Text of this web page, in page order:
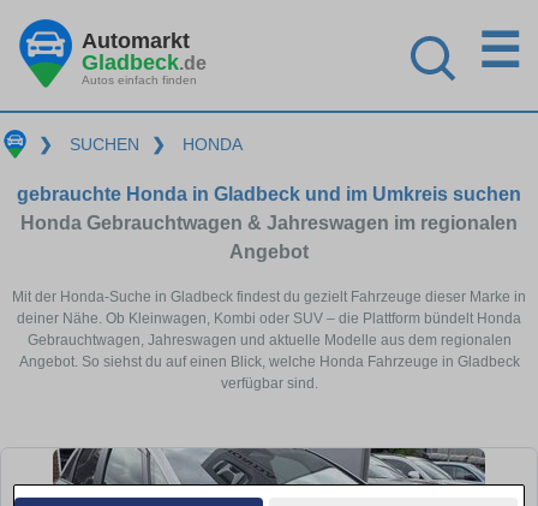
Automarkt
Gladbeck.de
Autos einfach finden
☰
❯ SUCHEN ❯ HONDA
gebrauchte Honda in Gladbeck und im Umkreis suchen
Honda Gebrauchtwagen & Jahreswagen im regionalen
Angebot
Mit der Honda-Suche in Gladbeck findest du gezielt Fahrzeuge dieser Marke in
deiner Nähe. Ob Kleinwagen, Kombi oder SUV – die Plattform bündelt Honda
Gebrauchtwagen, Jahreswagen und aktuelle Modelle aus dem regionalen
Angebot. So siehst du auf einen Blick, welche Honda Fahrzeuge in Gladbeck
verfügbar sind.